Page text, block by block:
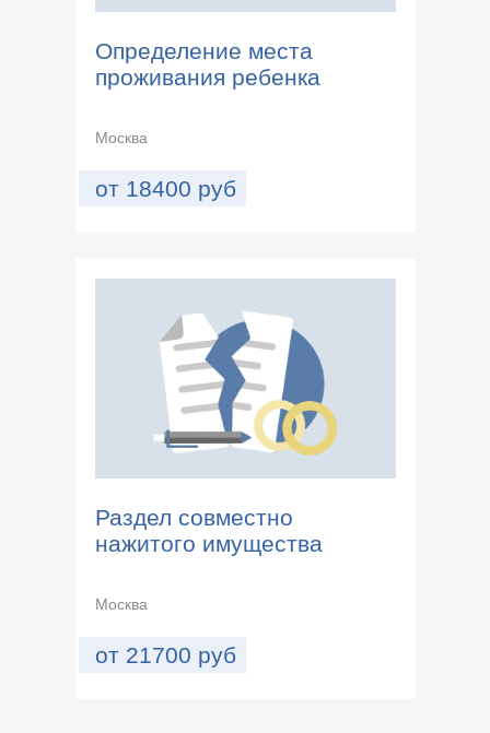
Определение места
проживания ребенка
Москва
от 18400 руб
Раздел совместно
нажитого имущества
Москва
от 21700 руб